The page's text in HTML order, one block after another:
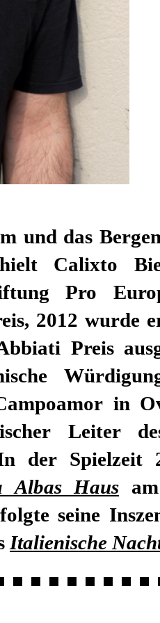
der Spielzeit
Albas Haus
seine
Italienische